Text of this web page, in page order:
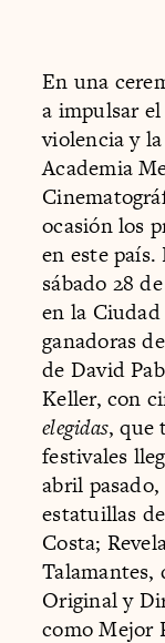
En una
a impulsar
violencia y
Academia
ocasión los
en este
sábado 28
en la
ganadoras
de David
Keller, con
elegidas, que
festivales
abril
estatuillas
Costa;
Original y
como Mejor